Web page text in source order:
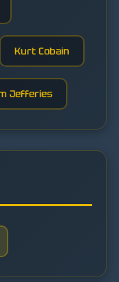
Kurt Cobain
Jefferies